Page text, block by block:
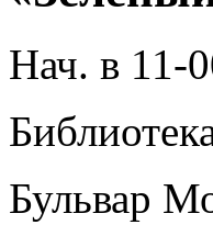
Нач. в 11-
Бульвар